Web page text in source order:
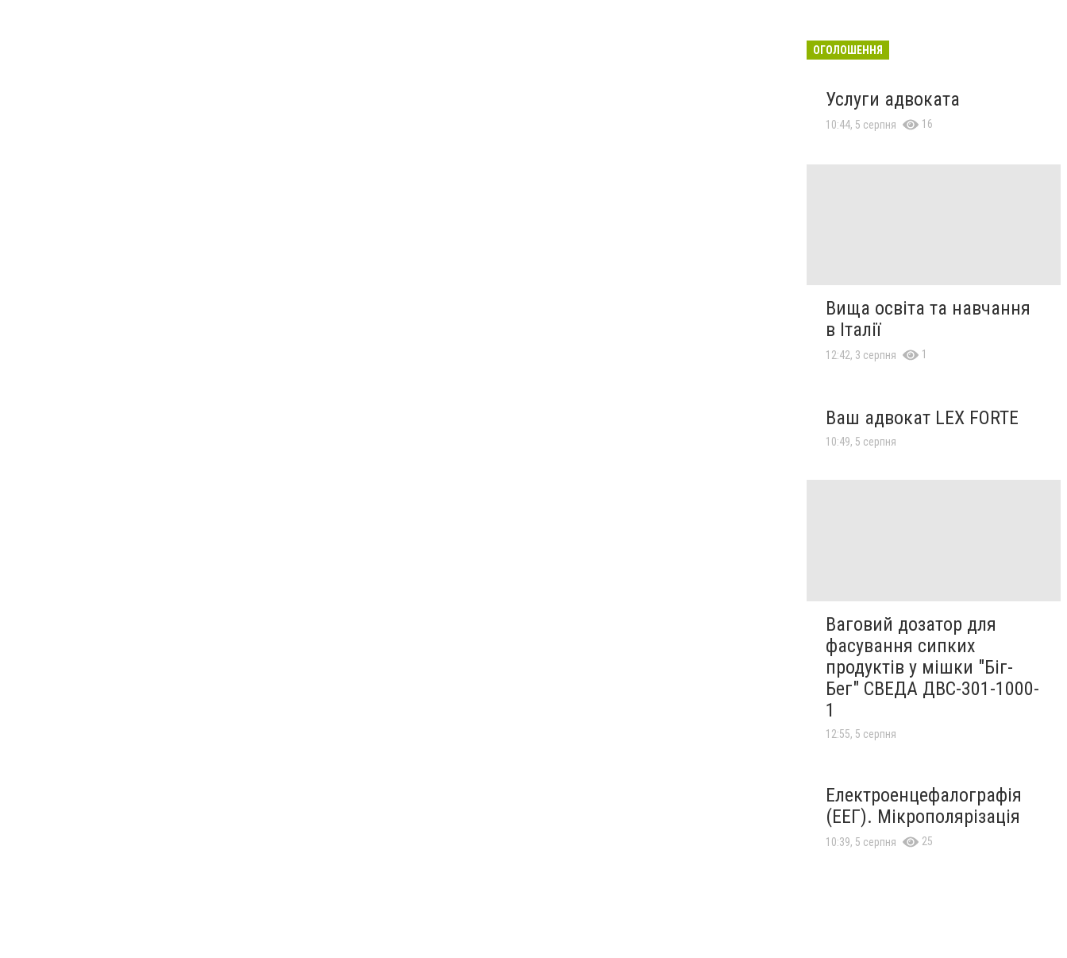
ОГОЛОШЕННЯ
Услуги адвоката
10:44, 5 серпня 16
Вища освіта та навчання
в Італії
12:42, 3 серпня 1
Ваш адвокат LEX FORTE
10:49, 5 серпня
Ваговий дозатор для
фасування сипких
продуктів у мішки "Біг-
Бег" СВЕДА ДВС-301-1000-
1
12:55, 5 серпня
Електроенцефалографія
(ЕЕГ). Мікрополярізація
10:39, 5 серпня 25